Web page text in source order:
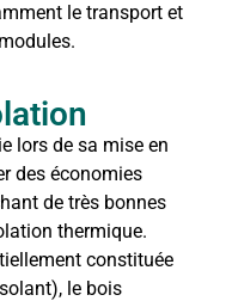
le transport et
lors de sa mise en
des économies
de très bonnes
thermique.
constituée
le bois